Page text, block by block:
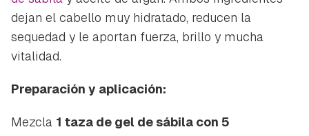
dejan el cabello muy hidratado, reducen la
sequedad y le aportan fuerza, brillo y mucha
vitalidad.
Preparación y aplicación:
Mezcla 1 taza de gel de sábila con 5